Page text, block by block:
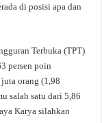
di posisi apa dan
Terbuka (TPT)
persen poin
orang (1,98
salah satu dari 5,86
Karya silahkan